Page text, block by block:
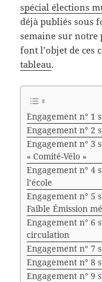
spécial élections
déjà publiés sous
semaine sur notre
font l’objet de
tableau.
Engagement n° 1
Engagement n° 2
Engagement n° 3
« Comité-Vélo »
Engagement n° 4
l’école
Engagement n° 5
Faible Émission
Engagement n° 6
circulation
Engagement n° 7
Engagement n° 8
Engagement n° 9